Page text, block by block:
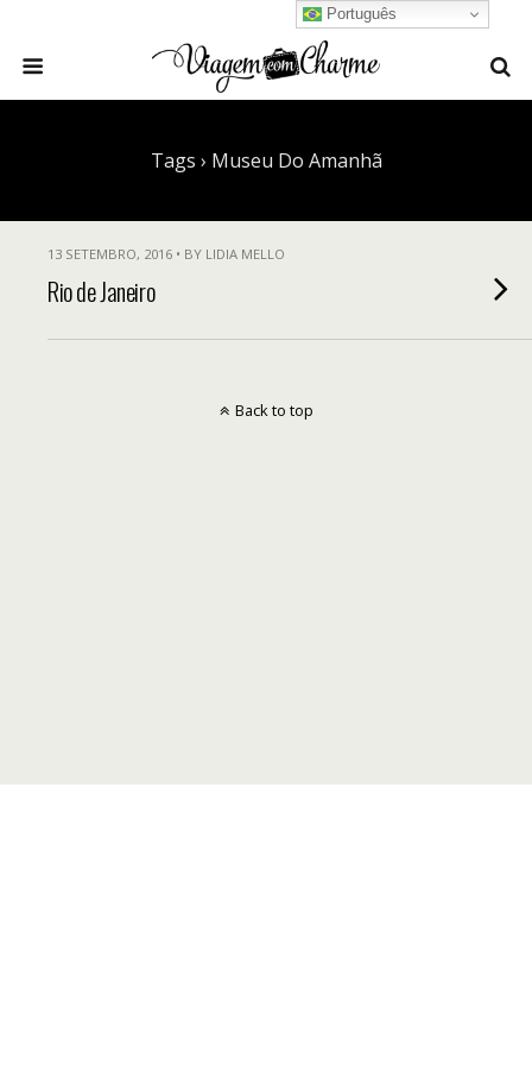
Tags › Museu Do Amanhã
13 SETEMBRO, 2016 • BY LIDIA MELLO
Rio de Janeiro
Português
Back to top